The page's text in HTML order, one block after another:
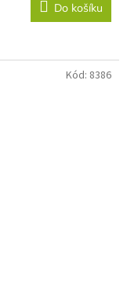
Do košíku
Kód: 8386